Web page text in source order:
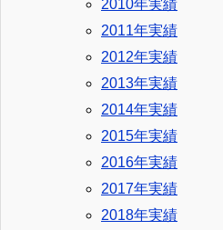
2010年実績
2011年実績
2012年実績
2013年実績
2014年実績
2015年実績
2016年実績
2017年実績
2018年実績